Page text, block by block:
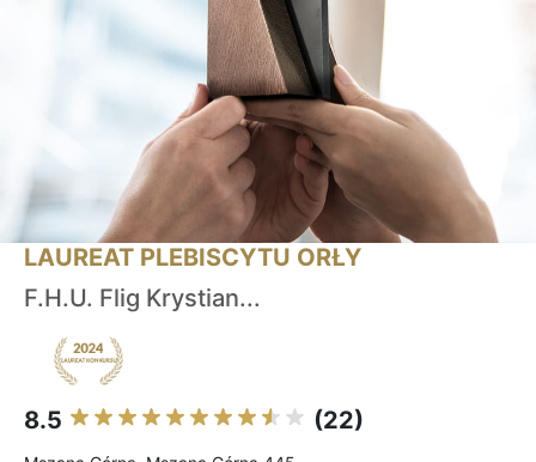
LAUREAT PLEBISCYTU ORŁY
F.H.U. Flig Krystian...
8.5 (22)